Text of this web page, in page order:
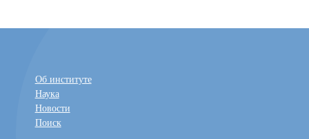
Об институте
Наука
Новости
Поиск